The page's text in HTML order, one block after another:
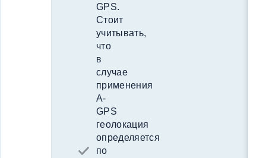
GPS.
Стоит
учитывать,
что
в
случае
применения
A-
GPS
геолокация
определяется
по